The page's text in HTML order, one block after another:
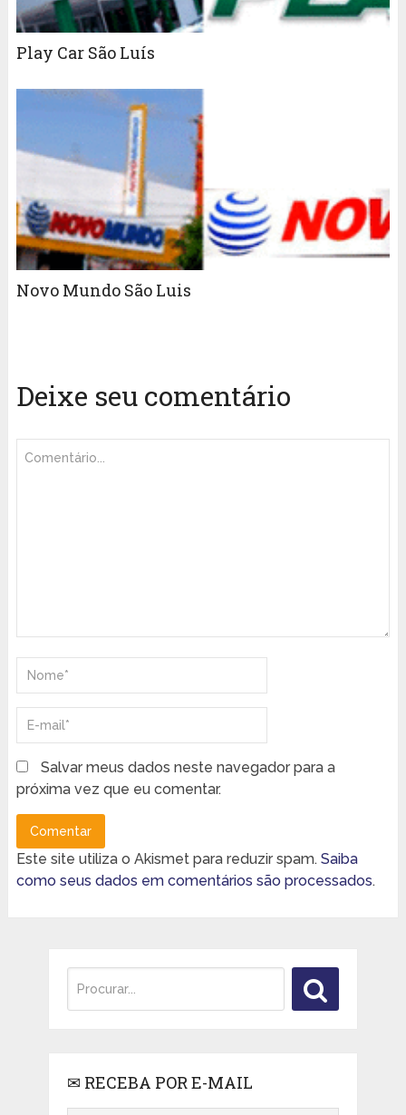
Play Car São Luís
Novo Mundo São Luis
Deixe seu comentário
Salvar meus dados neste navegador para a
próxima vez que eu comentar.
Este site utiliza o Akismet para reduzir spam. Saiba
como seus dados em comentários são processados.
✉ RECEBA POR E-MAIL